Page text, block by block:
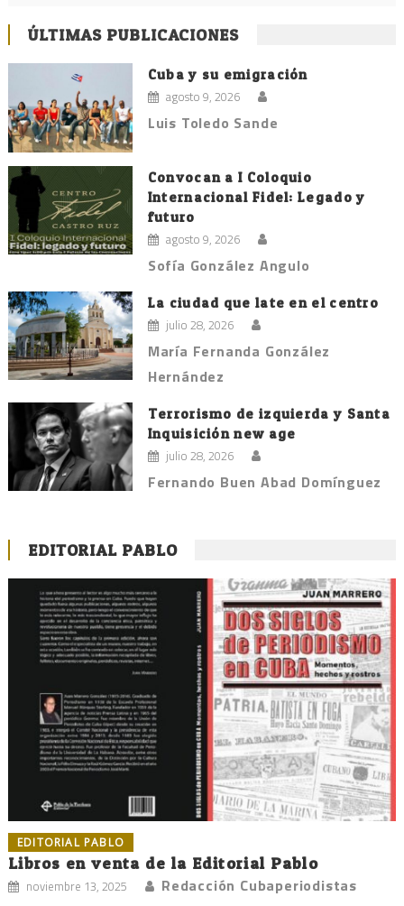
ÚLTIMAS PUBLICACIONES
Cuba y su emigración
agosto 9, 2026
Luis Toledo Sande
Convocan a I Coloquio
Internacional Fidel: Legado y
futuro
agosto 9, 2026
Sofía González Angulo
La ciudad que late en el centro
julio 28, 2026
María Fernanda González
Hernández
Terrorismo de izquierda y Santa
Inquisición new age
julio 28, 2026
Fernando Buen Abad Domínguez
EDITORIAL PABLO
EDITORIAL PABLO
Libros en venta de la Editorial Pablo
noviembre 13, 2025 Redacción Cubaperiodistas